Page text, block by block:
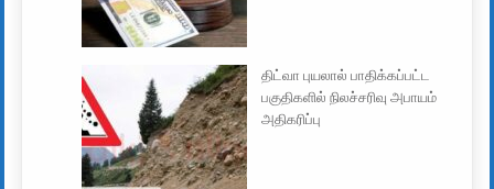
திட்வா புயலால் பாதிக்கப்பட்ட
பகுதிகளில் நிலச்சரிவு அபாயம்
அதிகரிப்பு